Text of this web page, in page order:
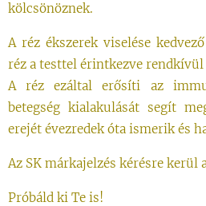
kölcsönöznek.
A réz ékszerek viselése
réz a testtel érintkezve
A réz ezáltal erősíti az
betegség kialakulását segít
erejét évezredek óta ismerik és
Az SK márkajelzés kérésre kerül
Próbáld ki Te is!